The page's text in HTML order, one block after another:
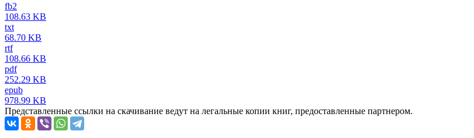
fb2
108.63 KB
txt
68.70 KB
rtf
108.66 KB
pdf
252.29 KB
epub
978.99 KB
Представленные ссылки на скачивание ведут на легальные копии книг, предоставленные партнером.